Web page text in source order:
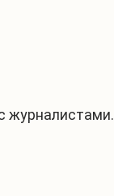
журналистами.